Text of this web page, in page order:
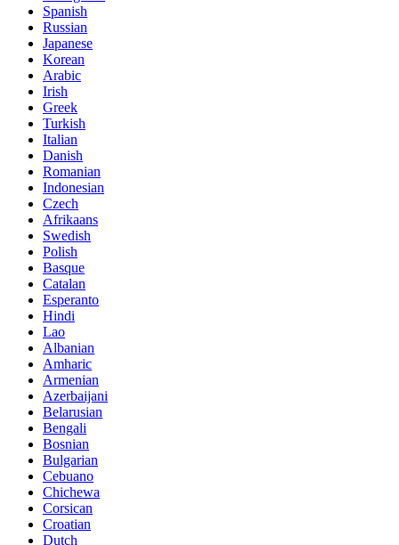
Spanish
Russian
Japanese
Korean
Arabic
Irish
Greek
Turkish
Italian
Danish
Romanian
Indonesian
Czech
Afrikaans
Swedish
Polish
Basque
Catalan
Esperanto
Hindi
Lao
Albanian
Amharic
Armenian
Azerbaijani
Belarusian
Bengali
Bosnian
Bulgarian
Cebuano
Chichewa
Corsican
Croatian
Dutch